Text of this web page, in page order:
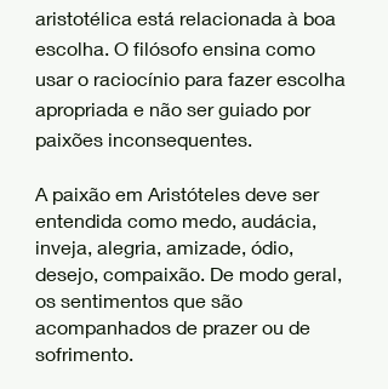
aristotélica está relacionada à boa
escolha. O filósofo ensina como
usar o raciocínio para fazer escolha
apropriada e não ser guiado por
paixões inconsequentes.
A paixão em Aristóteles deve ser
entendida como medo, audácia,
inveja, alegria, amizade, ódio,
desejo, compaixão. De modo geral,
os sentimentos que são
acompanhados de prazer ou de
sofrimento.